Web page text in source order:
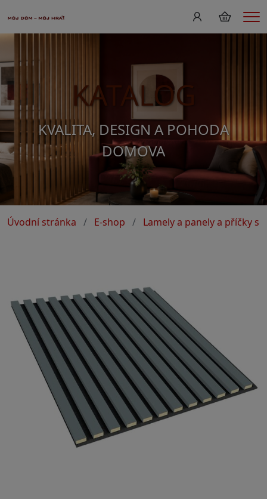
KATALOG
KVALITA, DESIGN A POHODA
DOMOVA
Úvodní stránka E-shop Lamely a panely a příčky